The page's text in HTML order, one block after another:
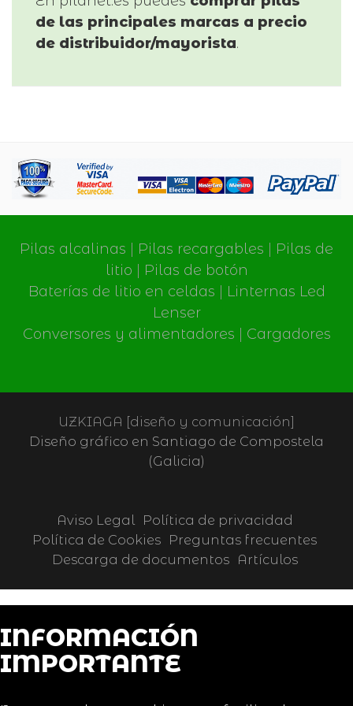
de las principales marcas a precio
de distribuidor/mayorista.
Pilas alcalinas Pilas recargables
Pilas de
litio
Pilas de botón
Baterías de litio en celdas
Linternas Led
Lenser
Conversores y alimentadores
Cargadores
UZKIAGA [diseño y comunicación]
Diseño gráfico en Santiago de Compostela
(Galicia)
Aviso Legal
Política de privacidad
Política de Cookies Preguntas frecuentes
Descarga de documentos
Artículos
INFORMACIÓN
IMPORTANTE